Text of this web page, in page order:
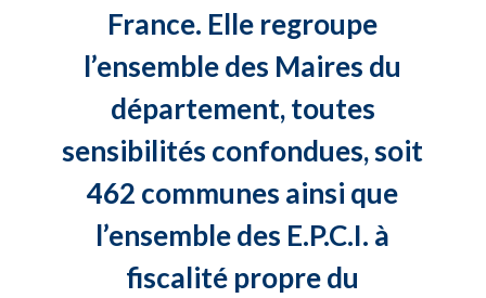
France. Elle regroupe
l’ensemble des Maires du
département, toutes
sensibilités confondues, soit
462 communes ainsi que
l’ensemble des E.P.C.I. à
fiscalité propre du